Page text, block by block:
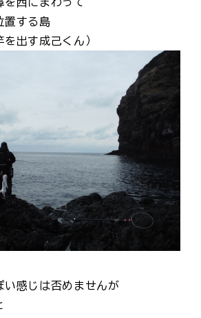
置する島
を出す成己くん）
い感じは否めませんが